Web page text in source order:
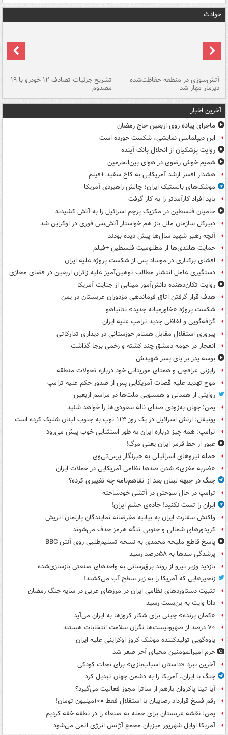
حوادث
آتش‌سوزی در منطقه حفاظت‌شده
دیزمار مهار شد
تشریح جزئیات تصادف ۱۲ خودرو با ۱۹
مصدوم
آخرین اخبار
ماجرای پیاده روی اربعین حاج رمضان
این دیپلماسی نمایشی، شکست خورده است
روایت پزشکیان از انحلال بانک آینده
شمیم خوش رضوی در هوای بین‌الحرمین
هشدار افسر ارشد آمریکایی به کاخ سفید +فیلم
موشک‌های بالستیک ایران؛ چالش راهبردی آمریکا
باید افراد کارآمدتر را به کار گرفت
حامیان فلسطین در مکزیک پرچم اسرائیل را به آتش کشیدند
دبیرکل سازمان ملل باز هم خواستار آتش‌بس فوری در اوکراین شد
آنچه رهبر شهید سال‌ها پیش دیده بودند
حمایت هلندی‌ها از مظلومیت فلسطین +فیلم
افشای برکناری در موساد پس از شکست پروژه علیه ایران
دستگیری عامل انتشار مطالب توهین‌آمیز علیه زائران اربعین در فضای مجازی
روایت تکان‌دهنده دانش‌آموز مینابی از جنایت آمریکا
هدف قرار گرفتن اتاق‌ فرماندهی مزدوران عربستان در یمن
شکست پروژه «خاورمیانه جدید» نتانیاهو
گزافه‌گویی و لفاظی جدید ترامپ علیه ایران
پیروزی استقلال مقابل همنام خوزستانی در دیداری تدارکاتی
انفجار در حومه دمشق چند کشته و زخمی برجا گذاشت
بوسه‌ پدر بر پای پسر شهیدش
رایزنی عراقچی و همتای موریتانی خود درباره تحولات منطقه
موج تهدید علیه قضات آمریکایی پس از صدور حکم علیه ترامپ
روایتی از همدلی و همسویی ملت‌ها در مراسم اربعین
یمن: جهان به‌زودی صدای ناله سعودی‌ها را خواهد شنید
یونیفل: ارتش اسرائیل در یک روز ۱۱۳ توپ به جنوب لبنان شلیک کرده است
ترامپ: همه چیز درباره ایران به طور استثنایی خوب پیش می‌رود
عبور از خط قرمز ایران یعنی مرگ!
حمله نیروهای اسرائیلی به خبرنگار پرس‌تی‌وی
«ضربه مغزی» شدن صدها نظامی آمریکایی در حملات ایران
جنگ در جبهه لبنان بعد از تفاهم‌نامه چه تغییری کرده؟
ترامپ در حال سوختن در آتشی خودساخته
ایران را تست نکنید! جاده‌ی خشم ایران!
واکنش سفارت ایران به بیانیه مغرضانه نمایندگان پارلمان اتریش
کریدورهای شمالی و جنوبی تنگه هرمز حذف می‌شوند
پاسخ قاطع ملیحه محمدی به نسخه تسلیم‌طلبی روی آنتن BBC
پرشدگی سدها به ۵۸درصد رسید
بازدید وزیر نیرو از روند برق‌رسانی به واحدهای صنعتی بازسازی‌شده
زنجیرهایی که آمریکا را به زیر سطح آب می‌کشند!
تثبیت دستاوردهای نظامی ایران در مرزهای غربی در سایه جنگ رمضان
دانا وایت به بن‌بست رسید
«کمانِ پرنده» چینی برای شکار کروزها به ایران می‌آید
۷۰ درصد از صهیونیست‌ها نگران سلامت انتخابات هستند
یاوه‌گویی تولیدکننده موشک کروز اوکراینی علیه ایران
حرم امیرالمومنین محیای آخر صفر شد
آخرین نبرد «داستان اسباب‌بازی» برای نجات کودکی
جنگ با ایران، آمریکا را به دشمن جهان تبدیل کرد
آیا تینا پاکروان بازهم از ساترا مجوز فعالیت می‌گیرد؟
رقم فسخ قرارداد رضاییان با استقلال فقط ۱۰۰میلیون تومان!
یمن: نقشه عربستان برای حمله به صنعاء را در نطفه خفه کردیم
آمریکا اوایل شهریور میزبان مجمع آژانس انرژی اتمی می‌شود